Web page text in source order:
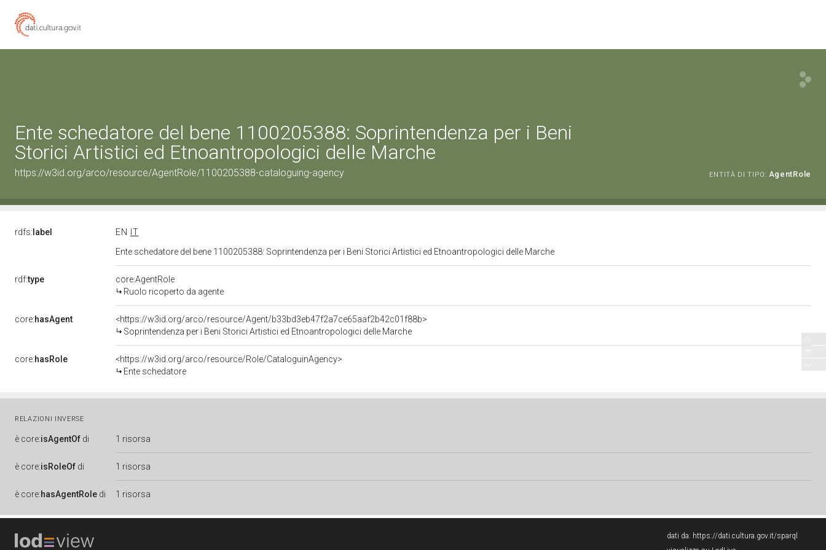
Ente schedatore del bene 1100205388: Soprintendenza per i Beni
Storici Artistici ed Etnoantropologici delle Marche
https://w3id.org/arco/resource/AgentRole/1100205388-cataloguing-agency ENTITÀ DI TIPO: AgentRole
rdfs: label EN
IT
Ente schedatore del bene 1100205388: Soprintendenza per i Beni Storici Artistici ed Etnoantropologici delle Marche
rdf:type
core:AgentRole
Ruolo ricoperto da agente
core:hasAgent
<https://w3id.org/arco/resource/Agent/b33bd3eb47f2a7ce65aaf2b42c01f88b>
Soprintendenza per i Beni Storici Artistici ed Etnoantropologici delle Marche
core:hasRole
<https://w3id.org/arco/resource/Role/CataloguinAgency>
Ente schedatore
RELAZIONI INVERSE
è core:isAgentOf di 1 risorsa
è core:isRoleOf di 1 risorsa
è core:hasAgentRole di 1 risorsa
dati da: https://dati.cultura.gov.it/sparql